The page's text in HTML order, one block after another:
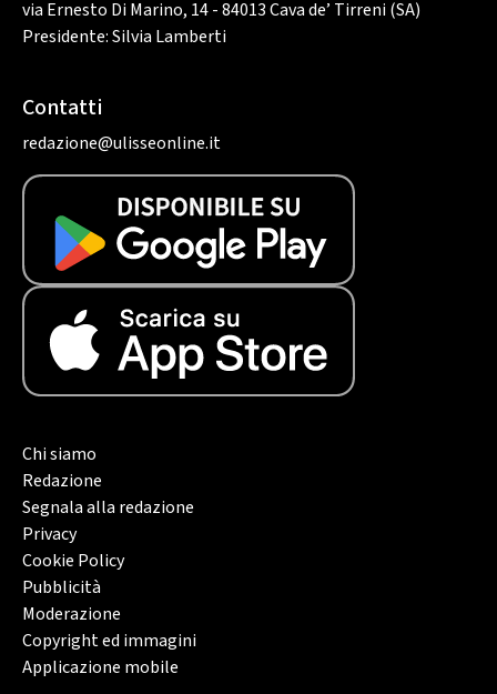
via Ernesto Di Marino, 14 - 84013 Cava de’ Tirreni (SA)
Presidente: Silvia Lamberti
Contatti
redazione@ulisseonline.it
Chi siamo
Redazione
Segnala alla redazione
Privacy
Cookie Policy
Pubblicità
Moderazione
Copyright ed immagini
Applicazione mobile